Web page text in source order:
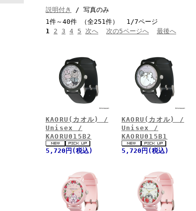
説明付き
/ 写真のみ
1件～40件 （全251件） 1/7ページ
1 2 3 4 5 次へ 次の5ページへ 最後へ
KAORU(カオル) /
Unisex /
KAORU015B2
5,720円(税込)
KAORU(カオル) /
Unisex /
KAORU015B1
5,720円(税込)